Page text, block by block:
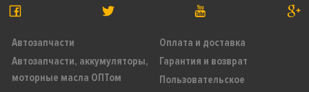
Автозапчасти
Автозапчасти, аккумуляторы,
моторные масла ОПТом
Оплата и доставка
Гарантия и возврат
Пользовательское